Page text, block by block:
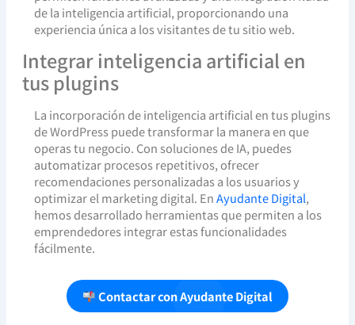
de la inteligencia artificial, proporcionando una
experiencia única a los visitantes de tu sitio web.
Integrar inteligencia artificial en
tus plugins
La incorporación de inteligencia artificial en tus plugins
de WordPress puede transformar la manera en que
operas tu negocio. Con soluciones de IA, puedes
automatizar procesos repetitivos, ofrecer
recomendaciones personalizadas a los usuarios y
optimizar el marketing digital. EnAyudante Digital,
hemos desarrollado herramientas que permiten a los
emprendedores integrar estas funcionalidades
fácilmente.
Contactar con Ayudante Digital